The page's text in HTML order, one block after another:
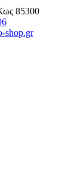
85300
shop.gr